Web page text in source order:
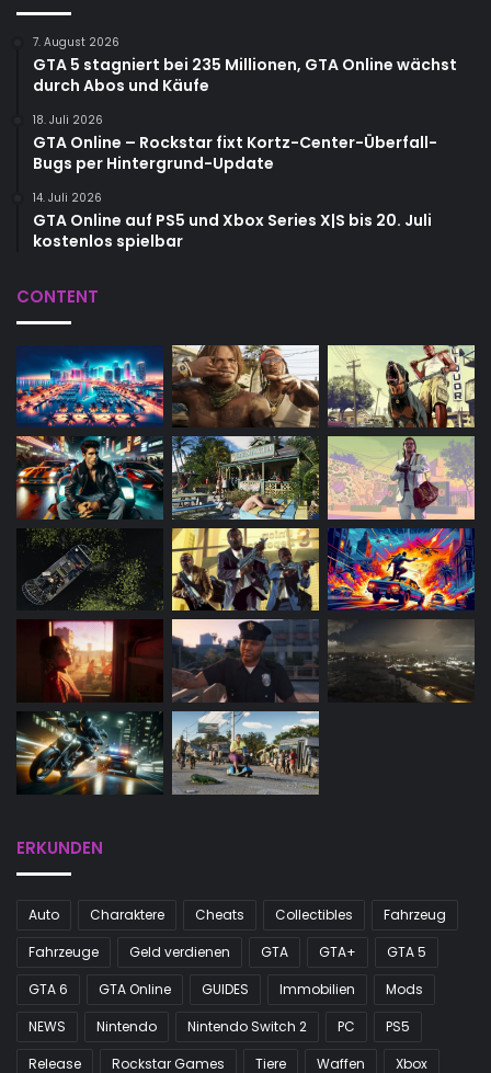
7. August 2026
GTA 5 stagniert bei 235 Millionen, GTA Online wächst
durch Abos und Käufe
18. Juli 2026
GTA Online – Rockstar fixt Kortz-Center-Überfall-
Bugs per Hintergrund-Update
14. Juli 2026
GTA Online auf PS5 und Xbox Series X|S bis 20. Juli
kostenlos spielbar
CONTENT
ERKUNDEN
Auto Charaktere Cheats Collectibles
Fahrzeug
Fahrzeuge
Geld verdienen GTA GTA+
GTA 5
GTA 6
GTA Online GUIDES Immobilien
Mods
NEWS
Nintendo Nintendo Switch 2 PC
PS5
Release
Rockstar Games Tiere Waffen Xbox